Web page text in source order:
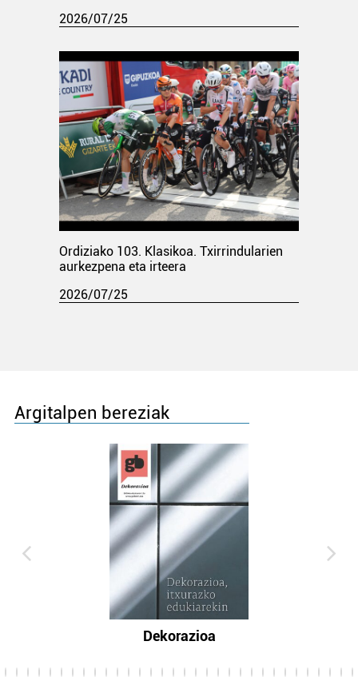
2026/07/25
Ordiziako 103. Klasikoa. Txirrindularien
aurkezpena eta irteera
2026/07/25
Argitalpen bereziak
Dekorazioa